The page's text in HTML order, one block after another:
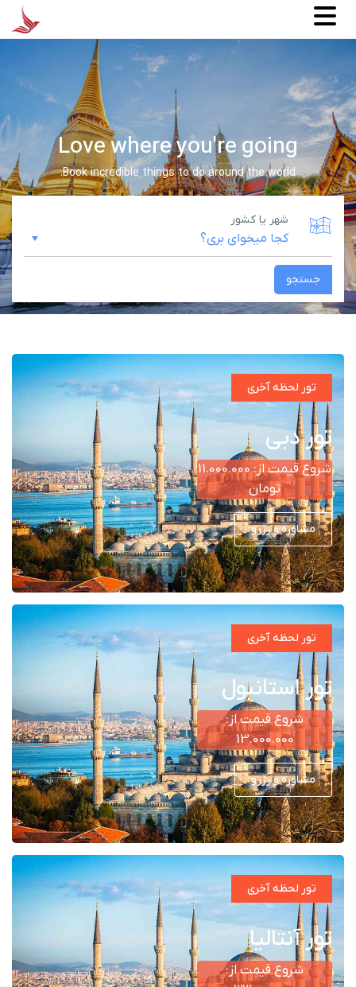
Love where you're going
Book incredible things to do around the world.
شهر یا کشور
جستجو
تور لحظه آخری
تور دبی
شروع قیمت از: 11.000.000
تومان
مشاوره و رزرو
تور لحظه آخری
تور استانبول
شروع قیمت از:
13.000.000
مشاوره و رزرو
تور لحظه آخری
تور آنتالیا
شروع قیمت از: